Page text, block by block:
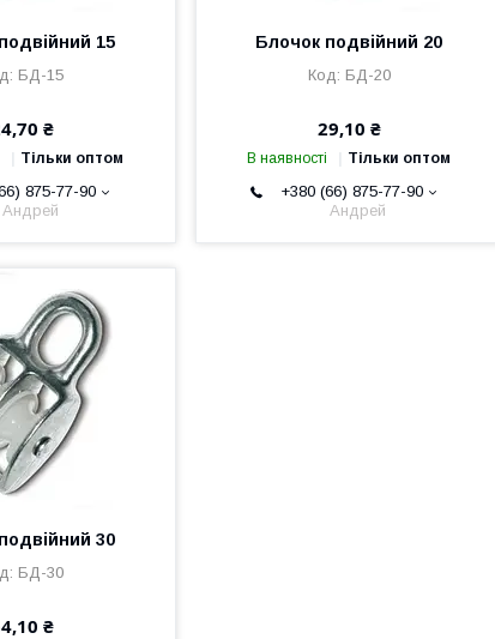
15
БД-15
₴
Тільки оптом
875-77-90
Андрей
Блочок подвійний 20
БД-20
29,10 ₴
В наявності Тільки оптом
+380 (66) 875-77-90
Андрей
30
БД-30
₴